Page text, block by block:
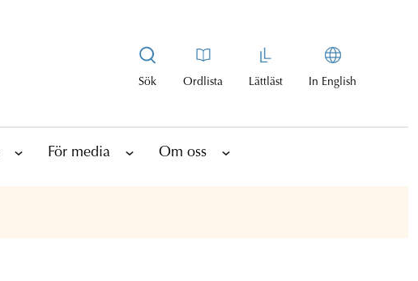
Sök Ordlista Lättläst In English
För media Om oss